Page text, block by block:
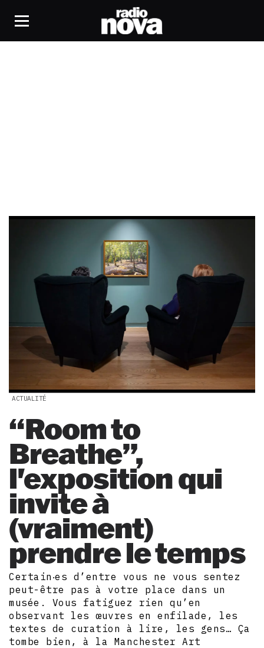
ACTUALITÉ
“Room to
Breathe”,
l'exposition qui
invite à
(vraiment)
prendre le temps
Certain‧es d’entre vous ne vous sentez
peut-être pas à votre place dans un
musée. Vous fatiguez rien qu’en
observant les œuvres en enfilade, les
textes de curation à lire, les gens… Ça
tombe bien, à la Manchester Art